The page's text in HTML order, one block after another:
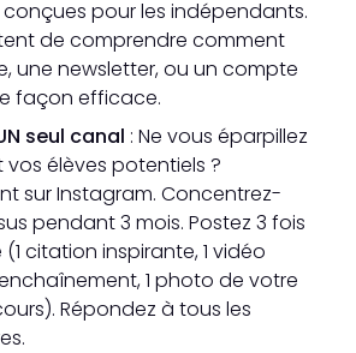
pour les indépendants.
de comprendre comment
une newsletter, ou un compte
façon efficace.
seul canal : Ne vous éparpillez
vos élèves potentiels ?
sur Instagram. Concentrez-
pendant 3 mois. Postez 3 fois
citation inspirante, 1 vidéo
1 photo de votre
Répondez à tous les